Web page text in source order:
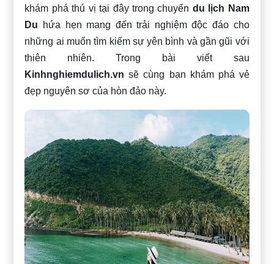
khám phá thú vị tại đây trong chuyến du lịch Nam
Du hứa hẹn mang đến trải nghiệm độc đáo cho
những ai muốn tìm kiếm sự yên bình và gần gũi với
thiên nhiên. Trong bài viết sau
Kinhnghiemdulich.vn sẽ cùng bạn khám phá vẻ
đẹp nguyên sơ của hòn đảo này.